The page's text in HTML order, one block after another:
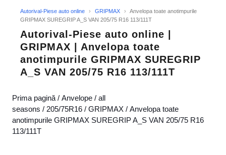
Autorival-Piese auto online › GRIPMAX ›
Anvelopa toate anotimpurile
GRIPMAX SUREGRIP A_S VAN 205/75 R16 113/111T
Autorival-Piese auto online |
GRIPMAX | Anvelopa toate
anotimpurile GRIPMAX SUREGRIP
A_S VAN 205/75 R16 113/111T
Prima pagină / Anvelope / all
seasons / 205/75R16 / GRIPMAX / Anvelopa toate
anotimpurile GRIPMAX SUREGRIP A_S VAN 205/75 R16
113/111T